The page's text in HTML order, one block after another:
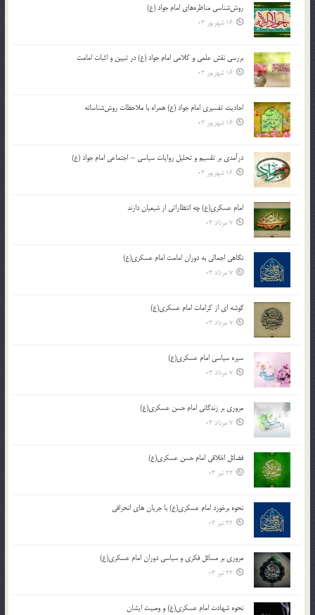
روش‌شناسی مناظره‌های امام جواد (ع)
16 شهریور 03
بررسی نقش علمی و کلامی امام جواد (ع) در تبیین و اثبات امامت
16 شهریور 03
احادیث تفسیری امام جواد (ع) همراه با ملاحظات روش‌شناسانه
16 شهریور 03
درآمدی بر تقسیم و تحلیل روایات سیاسی – اجتماعی امام جواد (ع)
16 شهریور 03
امام عسکری(ع) چه انتظاراتی از شیعیان دارند
7 مرداد 03
نگاهی اجمالی به دوران امامت امام عسکری(ع)
7 مرداد 03
گوشه ای از کرامات امام عسکری(ع)
7 مرداد 03
سیره سیاسی امام عسکری(ع)
7 مرداد 03
مروری بر زندگانی امام حسن عسکری(ع)
7 مرداد 03
فضائل اخلاقی امام حسن عسکری(ع)
22 تیر 03
نحوه برخورد امام عسکری(ع) با جریان های انحرافی
22 تیر 03
مروری بر مسائل فکری و سیاسی دوران امام عسکری(ع)
22 تیر 03
نحوه شهادت امام عسکری(ع) و وصیت ایشان